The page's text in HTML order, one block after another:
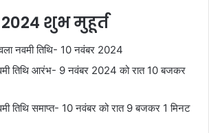
शुभ मुहूर्त
नवमी तिथि- 10 नवंबर 2024
तिथि आरंभ- 9 नवंबर 2024 को रात 10 बजकर
तिथि समाप्त- 10 नवंबर को रात 9 बजकर 1 मिनट